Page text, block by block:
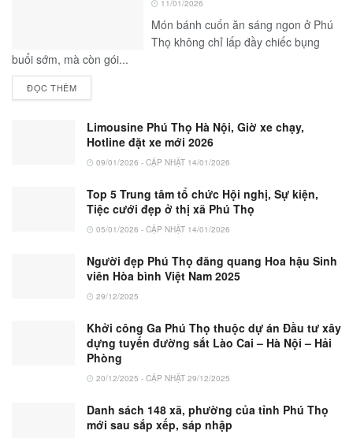
11/01/2026
Món bánh cuốn ăn sáng ngon ở Phú
Thọ không chỉ lấp đầy chiếc bụng
buổi sớm, mà còn gói...
ĐỌC THÊM
Limousine Phú Thọ Hà Nội, Giờ xe chạy,
Hotline đặt xe mới 2026
09/01/2026 - CẬP NHẬT 14/01/2026
Top 5 Trung tâm tổ chức Hội nghị, Sự kiện,
Tiệc cưới đẹp ở thị xã Phú Thọ
05/01/2026 - CẬP NHẬT 14/01/2026
Người đẹp Phú Thọ đăng quang Hoa hậu Sinh
viên Hòa bình Việt Nam 2025
29/12/2025
Khởi công Ga Phú Thọ thuộc dự án Đầu tư xây
dựng tuyến đường sắt Lào Cai – Hà Nội – Hải
Phòng
20/12/2025 - CẬP NHẬT 29/12/2025
Danh sách 148 xã, phường của tỉnh Phú Thọ
mới sau sắp xếp, sáp nhập